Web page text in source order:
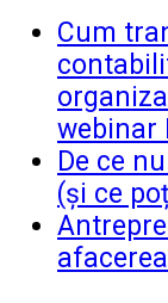
Cum
webinar
De ce
(și ce